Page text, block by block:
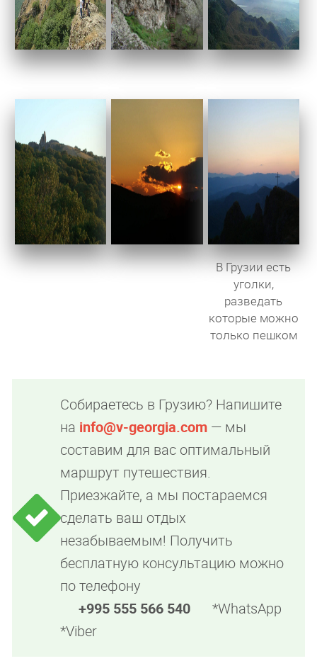
В Грузии есть
уголки,
разведать
которые можно
только пешком
Собираетесь в Грузию? Напишите
на info@v-georgia.com — мы
составим для вас оптимальный
маршрут путешествия.
Приезжайте, а мы постараемся
сделать ваш отдых
незабываемым! Получить
бесплатную консультацию можно
по телефону
+995 555 566 540
*WhatsApp
*Viber